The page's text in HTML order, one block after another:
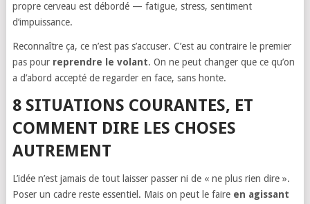
propre cerveau est débordé — fatigue, stress, sentiment
d’impuissance.
Reconnaître ça, ce n’est pas s’accuser. C’est au contraire le premier
pas pour reprendre le volant. On ne peut changer que ce qu’on
a d’abord accepté de regarder en face, sans honte.
8 SITUATIONS COURANTES, ET
COMMENT DIRE LES CHOSES
AUTREMENT
L’idée n’est jamais de tout laisser passer ni de « ne plus rien dire ».
Poser un cadre reste essentiel. Mais on peut le faire en agissant